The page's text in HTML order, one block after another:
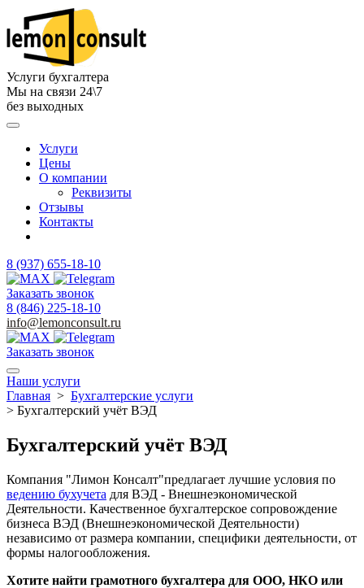
Услуги бухгалтера
Мы на связи 24\7
без выходных
Услуги
Цены
О компании
Реквизиты
Отзывы
Контакты
8 (937) 655-18-10
Заказать звонок
8 (846) 225-18-10
info@lemonconsult.ru
Заказать звонок
Наши услуги
Главная > Бухгалтерские услуги
> Бухгалтерский учёт ВЭД
Бухгалтерский учёт ВЭД
Компания "Лимон Консалт"предлагает лучшие условия по
ведению бухучета для ВЭД - Внешнеэкономической
Деятельности. Качественное бухгалтерское сопровождение
бизнеса ВЭД (Внешнеэкономической Деятельности)
независимо от размера компании, специфики деятельности, от
формы налогообложения.
Хотите найти грамотного бухгалтера для ООО, НКО или